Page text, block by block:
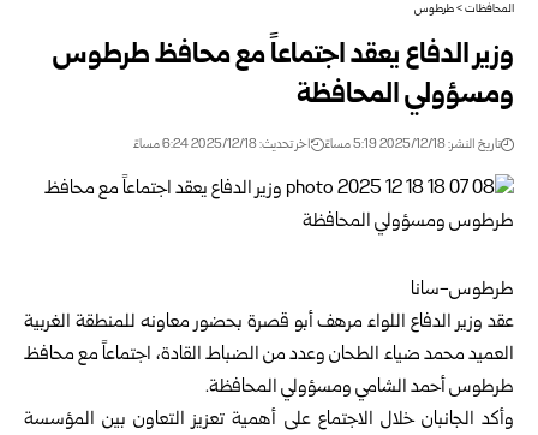
المحافظات>طرطوس
وزير الدفاع يعقد اجتماعاً مع محافظ طرطوس
ومسؤولي المحافظة
تاريخ النشر: 2025/12/18 5:19 مساءً اخر تحديث: 2025/12/18 6:24 مساءً
طرطوس-سانا
عقد وزير الدفاع اللواء مرهف أبو قصرة بحضور معاونه للمنطقة الغربية
العميد محمد ضياء الطحان وعدد من الضباط القادة، اجتماعاً مع محافظ
طرطوسأحمد الشامي ومسؤولي المحافظة.
وأكد الجانبان خلال الاجتماع على أهمية تعزيز التعاون بين المؤسسة